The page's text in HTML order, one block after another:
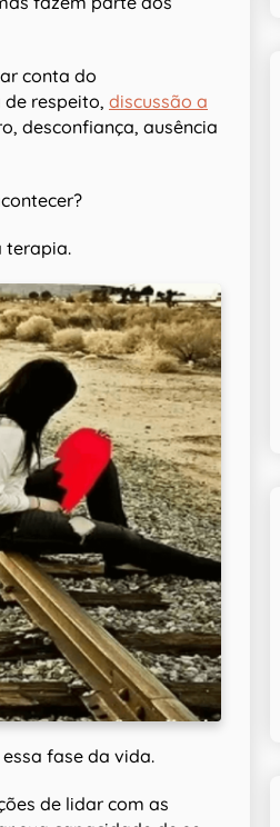
conta do
respeito, discussão a
desconfiança, ausência
terapia.
fase da vida.
de lidar com as